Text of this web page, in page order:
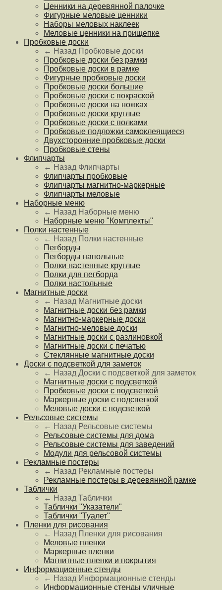
Ценники на деревянной палочке
Фигурные меловые ценники
Наборы меловых наклеек
Меловые ценники на прищепке
Пробковые доски
← Назад Пробковые доски
Пробковые доски без рамки
Пробковые доски в рамке
Фигурные пробковые доски
Пробковые доски большие
Пробковые доски с покраской
Пробковые доски на ножках
Пробковые доски круглые
Пробковые доски с полками
Пробковые подложки самоклеящиеся
Двухсторонние пробковые доски
Пробковые стены
Флипчарты
← Назад Флипчарты
Флипчарты пробковые
Флипчарты магнитно-маркерные
Флипчарты меловые
Наборные меню
← Назад Наборные меню
Наборные меню "Комплекты"
Полки настенные
← Назад Полки настенные
Пегборды
Пегборды напольные
Полки настенные круглые
Полки для пегборда
Полки настольные
Магнитные доски
← Назад Магнитные доски
Магнитные доски без рамки
Магнитно-маркерные доски
Магнитно-меловые доски
Магнитные доски с разлиновкой
Магнитные доски с печатью
Стеклянные магнитные доски
Доски с подсветкой для заметок
← Назад Доски с подсветкой для заметок
Магнитные доски с подсветкой
Пробковые доски с подсветкой
Маркерные доски с подсветкой
Меловые доски с подсветкой
Рельсовые системы
← Назад Рельсовые системы
Рельсовые системы для дома
Рельсовые системы для заведений
Модули для рельсовой системы
Рекламные постеры
← Назад Рекламные постеры
Рекламные постеры в деревянной рамке
Таблички
← Назад Таблички
Таблички "Указатели"
Таблички "Туалет"
Пленки для рисования
← Назад Пленки для рисования
Меловые пленки
Маркерные пленки
Магнитные пленки и покрытия
Информационные стенды
← Назад Информационные стенды
Информационные стенды уличные